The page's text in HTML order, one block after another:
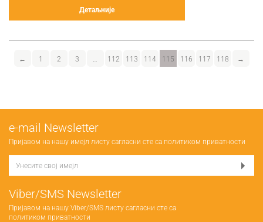
Детаљније
← 1 2 3 112 113 114 115 116 117 118 →
е-mail Newsletter
Пријавом на нашу имејл листу сагласни сте са политиком приватности
Viber/SMS Newsletter
Пријавом на нашу Viber/SMS листу сагласни сте са
политиком приватности